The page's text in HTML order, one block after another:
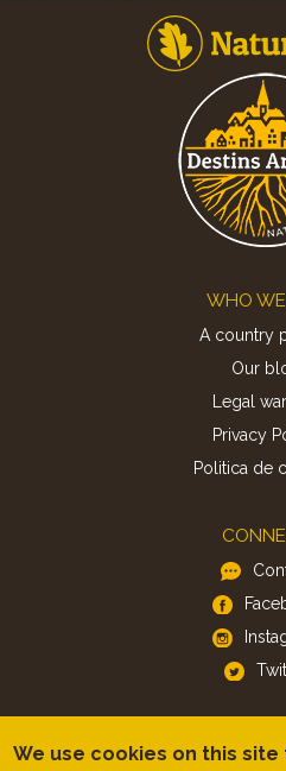
WHO
A country
Our
Legal
Privacy
Politica de
We use cookies on this